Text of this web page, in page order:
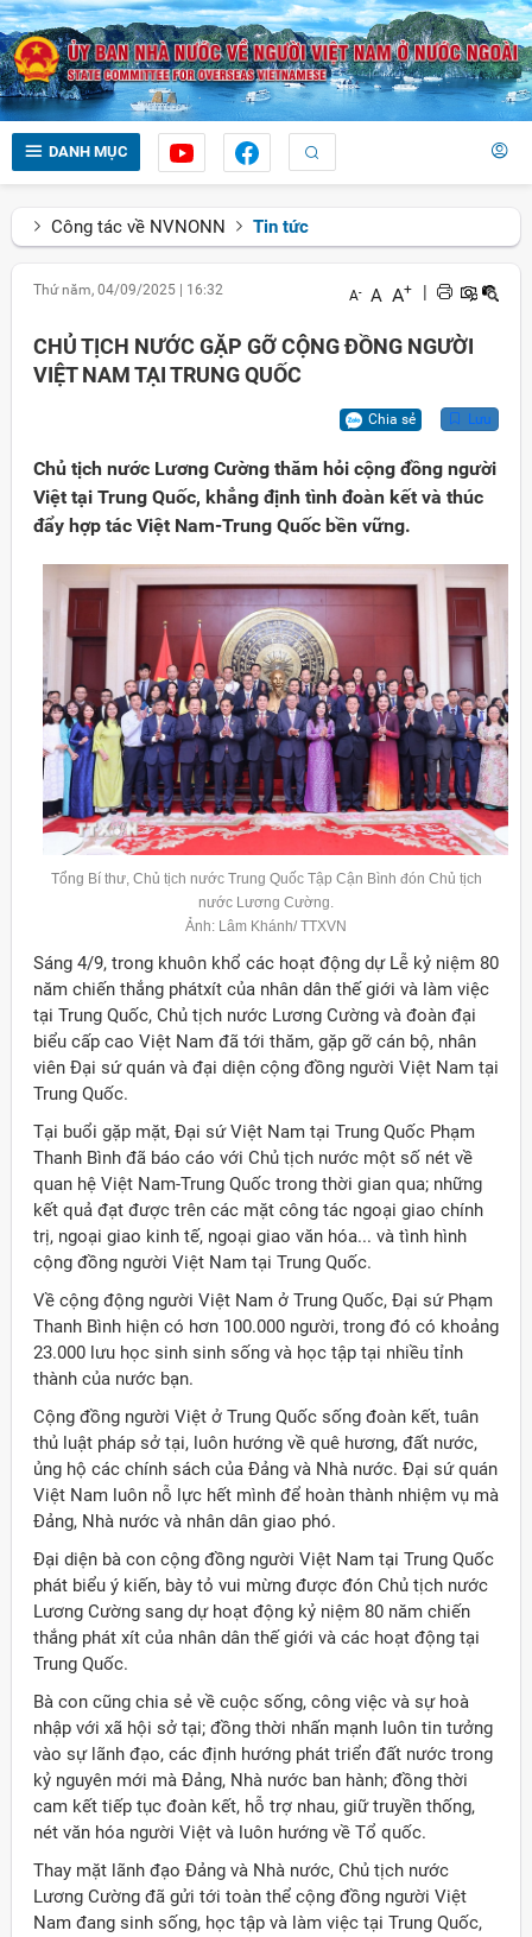
DANH MỤC
Việt Nam ở nước ngoài
Công tác về NVNONN Tin tức
Thứ năm, 04/09/2025 16:32 A- A A+ |
CHỦ TỊCH NƯỚC GẶP GỠ CỘNG ĐỒNG NGƯỜI
VIỆT NAM TẠI TRUNG QUỐC
Chia sẻ Lưu
Chủ tịch nước Lương Cường thăm hỏi cộng đồng người
Việt tại Trung Quốc, khẳng định tình đoàn kết và thúc
đẩy hợp tác Việt Nam-Trung Quốc bền vững.
Tổng Bí thư, Chủ tịch nước Trung Quốc Tập Cận Bình đón Chủ tịch
nước Lương Cường.
Ảnh: Lâm Khánh/ TTXVN
Sáng 4/9, trong khuôn khổ các hoạt động dự Lễ kỷ niệm 80
năm chiến thắng phátxít của nhân dân thế giới và làm việc
tại Trung Quốc, Chủ tịch nước Lương Cường và đoàn đại
biểu cấp cao Việt Nam đã tới thăm, gặp gỡ cán bộ, nhân
viên Đại sứ quán và đại diện cộng đồng người Việt Nam tại
Trung Quốc.
Tại buổi gặp mặt, Đại sứ Việt Nam tại Trung Quốc Phạm
Thanh Bình đã báo cáo với Chủ tịch nước một số nét về
quan hệ Việt Nam-Trung Quốc trong thời gian qua; những
kết quả đạt được trên các mặt công tác ngoại giao chính
trị, ngoại giao kinh tế, ngoại giao văn hóa... và tình hình
cộng đồng người Việt Nam tại Trung Quốc.
Về cộng động người Việt Nam ở Trung Quốc, Đại sứ Phạm
Thanh Bình hiện có hơn 100.000 người, trong đó có khoảng
23.000 lưu học sinh sinh sống và học tập tại nhiều tỉnh
thành của nước bạn.
Cộng đồng người Việt ở Trung Quốc sống đoàn kết, tuân
thủ luật pháp sở tại, luôn hướng về quê hương, đất nước,
ủng hộ các chính sách của Đảng và Nhà nước. Đại sứ quán
Việt Nam luôn nỗ lực hết mình để hoàn thành nhiệm vụ mà
Đảng, Nhà nước và nhân dân giao phó.
Đại diện bà con cộng đồng người Việt Nam tại Trung Quốc
phát biểu ý kiến, bày tỏ vui mừng được đón Chủ tịch nước
Lương Cường sang dự hoạt động kỷ niệm 80 năm chiến
thắng phát xít của nhân dân thế giới và các hoạt động tại
Trung Quốc.
Bà con cũng chia sẻ về cuộc sống, công việc và sự hoà
nhập với xã hội sở tại; đồng thời nhấn mạnh luôn tin tưởng
vào sự lãnh đạo, các định hướng phát triển đất nước trong
kỷ nguyên mới mà Đảng, Nhà nước ban hành; đồng thời
cam kết tiếp tục đoàn kết, hỗ trợ nhau, giữ truyền thống,
nét văn hóa người Việt và luôn hướng về Tổ quốc.
Thay mặt lãnh đạo Đảng và Nhà nước, Chủ tịch nước
Lương Cường đã gửi tới toàn thể cộng đồng người Việt
Nam đang sinh sống, học tập và làm việc tại Trung Quốc,